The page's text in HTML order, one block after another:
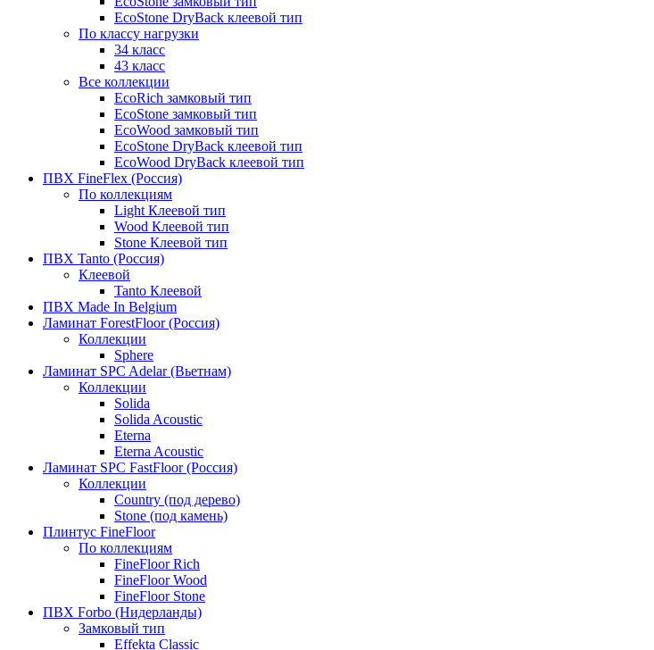
EcoStone DryBack клеевой тип
По классу нагрузки
34 класс
43 класс
Все коллекции
EcoRich замковый тип
EcoStone замковый тип
EcoWood замковый тип
EcoStone DryBack клеевой тип
EcoWood DryBack клеевой тип
ПВХ FineFlex (Россия)
По коллекциям
Light Клеевой тип
Wood Клеевой тип
Stone Клеевой тип
ПВХ Tanto (Россия)
Клеевой
Tanto Клеевой
ПВХ Made In Belgium
Ламинат ForestFloor (Россия)
Коллекции
Sphere
Ламинат SPC Adelar (Вьетнам)
Коллекции
Solida
Solida Acoustic
Eterna
Eterna Acoustic
Ламинат SPC FastFloor (Россия)
Коллекции
Country (под дерево)
Stone (под камень)
Плинтус FineFloor
По коллекциям
FineFloor Rich
FineFloor Wood
FineFloor Stone
ПВХ Forbo (Нидерланды)
Замковый тип
Effekta Classic